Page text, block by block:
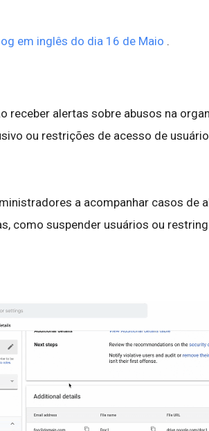
em inglês do dia 16 de Maio .
receber alertas sobre abusos na
ou restrições de acesso de
a acompanhar casos de
como suspender usuários ou